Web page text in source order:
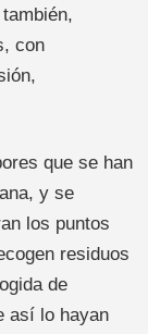
con
que se han
y se
los puntos
residuos
de
así lo hayan